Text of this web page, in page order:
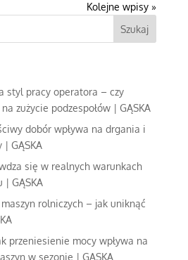
Kolejne wpisy »
styl pracy operatora – czy
zużycie podzespołów | GĄSKA
dobór wpływa na drgania i
| GĄSKA
się w realnych warunkach
| GĄSKA
rolniczych – jak uniknąć
przeniesienie mocy wpływa na
w sezonie | GĄSKA